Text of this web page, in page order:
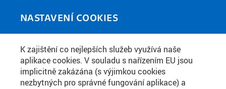
NASTAVENÍ COOKIES
K zajištění co nejlepších služeb využívá naše
aplikace cookies. V souladu s nařízením EU jsou
implicitně zakázána (s výjimkou cookies
nezbytných pro správné fungování aplikace) a
MEDIATÉKA
You are here
Home Publikace
PRAŽSKÁ TECHNIKA 5/2015